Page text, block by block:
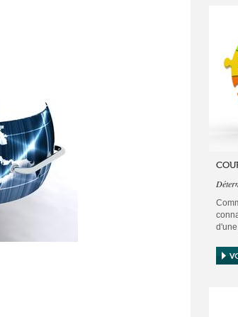
Ce